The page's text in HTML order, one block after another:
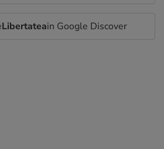
Libertateain Google Discover